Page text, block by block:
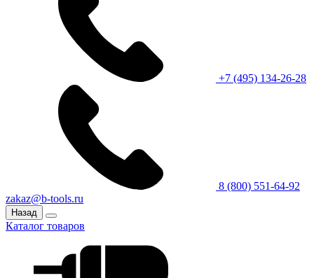
+7 (495) 134-26-28
8 (800) 551-64-92
zakaz@b-tools.ru
Назад
Каталог товаров